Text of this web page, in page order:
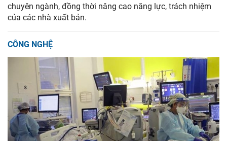
chuyên ngành, đồng thời nâng cao năng lực, trách nhiệm
của các nhà xuất bản.
CÔNG NGHỆ